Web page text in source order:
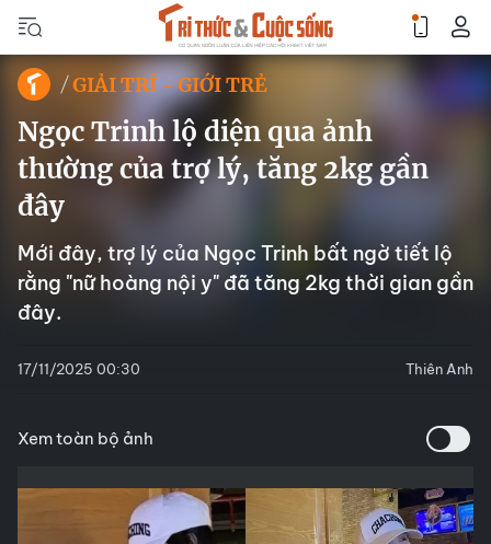
GIẢI TRÍ - GIỚI TRẺ
Ngọc Trinh lộ diện qua ảnh
thường của trợ lý, tăng 2kg gần
đây
Mới đây, trợ lý của Ngọc Trinh bất ngờ tiết lộ
rằng "nữ hoàng nội y" đã tăng 2kg thời gian gần
đây.
17/11/2025 00:30 Thiên Anh
Xem toàn bộ ảnh